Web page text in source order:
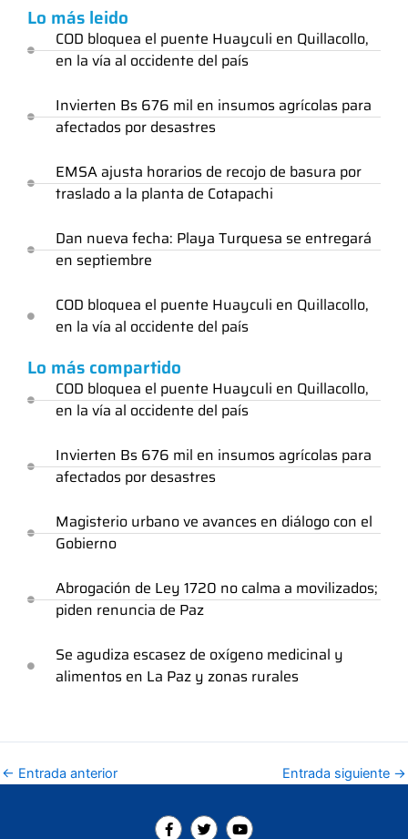
Lo más leido
COD bloquea el puente Huayculi en Quillacollo,
en la vía al occidente del país
Invierten Bs 676 mil en insumos agrícolas para
afectados por desastres
EMSA ajusta horarios de recojo de basura por
traslado a la planta de Cotapachi
Dan nueva fecha: Playa Turquesa se entregará
en septiembre
COD bloquea el puente Huayculi en Quillacollo,
en la vía al occidente del país
Lo más compartido
COD bloquea el puente Huayculi en Quillacollo,
en la vía al occidente del país
Invierten Bs 676 mil en insumos agrícolas para
afectados por desastres
Magisterio urbano ve avances en diálogo con el
Gobierno
Abrogación de Ley 1720 no calma a movilizados;
piden renuncia de Paz
Se agudiza escasez de oxígeno medicinal y
alimentos en La Paz y zonas rurales
← Entrada anterior Entrada siguiente →
F
a
T
w
Y
o